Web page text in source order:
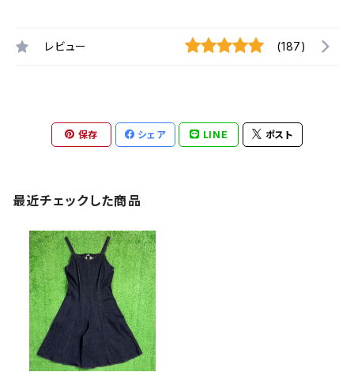
レビュー (187)
保存 シェア LINE ポスト
最近チェックした商品